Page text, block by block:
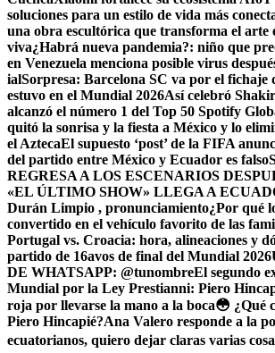
soluciones para un estilo de vida más
una obra escultórica que transforma el arte
viva¿Habrá nueva pandemia?: niño que
en Venezuela menciona posible virus
ialSorpresa: Barcelona SC va por el fichaje
estuvo en el Mundial 2026Así celebró
alcanzó el número 1 del Top 50 Spotify
quitó la sonrisa y la fiesta a México y lo
el AztecaEl supuesto ‘post’ de la FIFA
del partido entre México y Ecuador es falso
REGRESA A LOS ESCENARIOS
«EL ÚLTIMO SHOW» LLEGA A
Durán Limpio , pronunciamiento¿Por qué
convertido en el vehículo favorito de las
Portugal vs. Croacia: hora, alineaciones y
partido de 16avos de final del Mundial 2026
DE WHATSAPP: @tunombreEl segundo
Mundial por la Ley Prestianni: Piero
roja por llevarse la mano a la boca😳 ¿Qué
Piero Hincapié?Ana Valero responde a la
ecuatorianos, quiero dejar claras varias